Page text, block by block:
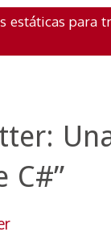
estáticas para
C#”